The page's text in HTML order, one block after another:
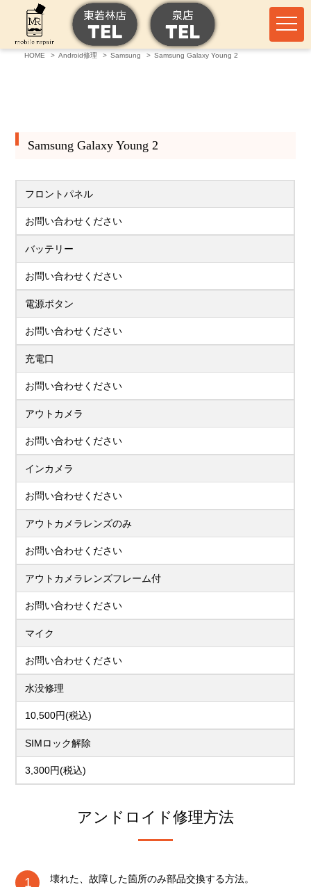
HOME Android修理 Samsung Samsung Galaxy Young 2
Samsung Galaxy Young 2
フロントパネル
お問い合わせください
バッテリー
お問い合わせください
電源ボタン
お問い合わせください
充電口
お問い合わせください
アウトカメラ
お問い合わせください
インカメラ
お問い合わせください
アウトカメラレンズのみ
お問い合わせください
アウトカメラレンズフレーム付
お問い合わせください
マイク
お問い合わせください
水没修理
10,500円(税込)
SIMロック解除
3,300円(税込)
アンドロイド修理方法
壊れた、故障した箇所のみ部品交換する方法。